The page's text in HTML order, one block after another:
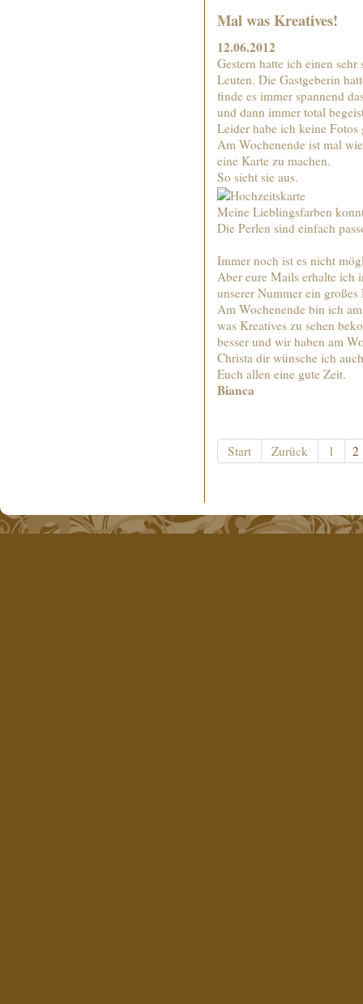
Mal was Kreatives!
12.06.2012
Gestern hatte ich einen
Leuten. Die Gastgeberin
finde es immer spannend
und dann immer total
Leider habe ich keine Fotos
Am Wochenende ist mal
eine Karte zu machen.
So sieht sie aus.
Meine Lieblingsfarben
Die Perlen sind einfach
Immer noch ist es nicht
Aber eure Mails erhalte ich
unserer Nummer ein
Am Wochenende bin ich
was Kreatives zu sehen
besser und wir haben am
Christa dir wünsche ich
Euch allen eine gute Zeit.
Bianca
Start Zurück 1 2